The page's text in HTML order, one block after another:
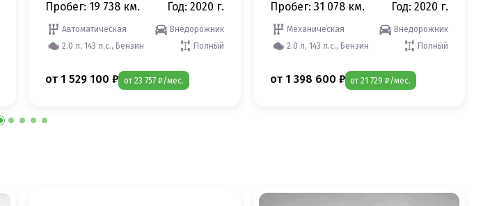
Пробег: 19 738 км. Год: 2020 г.
Автоматическая
Внедорожник
2.0 л, 143 л.с., Бензин
Полный
от 1 529 100 ₽ от 23 757 ₽/мес.
Пробег: 31 078 км. Год: 2020 г.
Механическая
Внедорожник
2.0 л, 143 л.с., Бензин
Полный
от 1 398 600 ₽ от 21 729 ₽/мес.